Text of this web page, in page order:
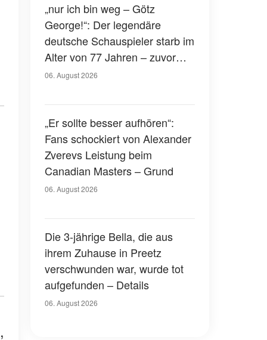
„nur ich bin weg – Götz
George!“: Der legendäre
deutsche Schauspieler starb im
Alter von 77 Jahren – zuvor
hatte er über seinen eigenen
06. August 2026
„Er sollte besser aufhören“:
Fans schockiert von Alexander
Zverevs Leistung beim
Canadian Masters – Grund
06. August 2026
Die 3-jährige Bella, die aus
ihrem Zuhause in Preetz
verschwunden war, wurde tot
aufgefunden – Details
06. August 2026